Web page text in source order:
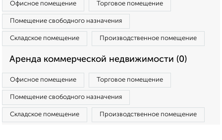
Офисное помещение Торговое помещение
Помещение свободного назначения
Складское помещение Производственное помещение
Аренда коммерческой недвижимости (0)
Офисное помещение Торговое помещение
Помещение свободного назначения
Складское помещение Производственное помещение